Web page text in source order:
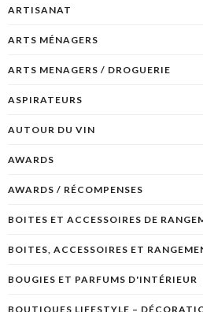
ARTISANAT
ARTS MÉNAGERS
ARTS MENAGERS / DROGUERIE
ASPIRATEURS
AUTOUR DU VIN
AWARDS
AWARDS / RÉCOMPENSES
BOITES ET ACCESSOIRES DE
BOITES, ACCESSOIRES ET
BOUGIES ET PARFUMS D'INTÉRIEUR
BOUTIQUES LIFESTYLE –